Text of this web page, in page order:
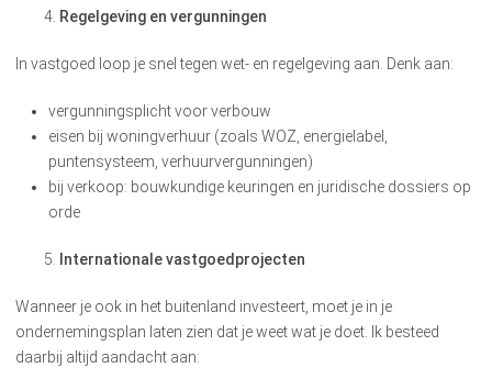
Regelgeving en vergunningen
In vastgoed loop je snel tegen wet- en regelgeving aan. Denk aan:
vergunningsplicht voor verbouw
eisen bij woningverhuur (zoals WOZ, energielabel,
puntensysteem, verhuurvergunningen)
bij verkoop: bouwkundige keuringen en juridische dossiers op
orde
Internationale vastgoedprojecten
Wanneer je ook in het buitenland investeert, moet je in je
ondernemingsplan laten zien dat je weet wat je doet. Ik besteed
daarbij altijd aandacht aan: